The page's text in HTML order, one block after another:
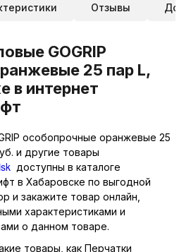
Отзывы
GOGRIP
25 пар L,
в интернет
особопрочные оранжевые 25
и другие товары
доступны в каталоге
в Хабаровске по выгодной
и закажите товар онлайн,
характеристиками и
о данном товаре.
товары, как Перчатки